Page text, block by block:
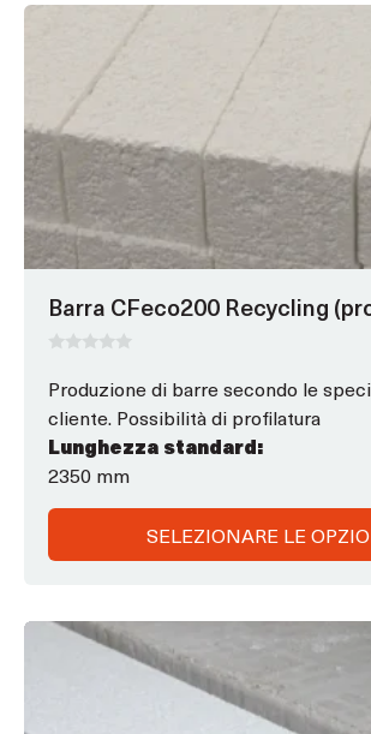
Barra CFeco200 Recycling
s
u
5
Produzione di barre secondo le
cliente. Possibilità di profilatura
Lunghezza standard:
2350 mm
SELEZIONARE LE
opzioni
che
possono
essere
scelte
nella
pagina
del
prodotto
Questo
prodotto